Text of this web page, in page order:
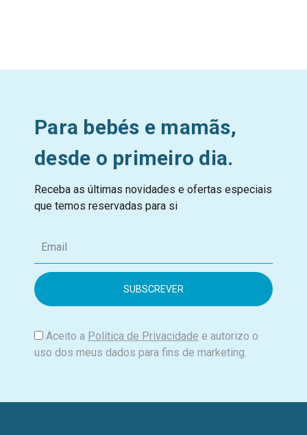
Para bebés e mamãs,
desde o primeiro dia.
Receba as últimas novidades e ofertas especiais
que temos reservadas para si
m
i
Aceito a Política de Privacidade e autorizo o
uso dos meus dados para fins de marketing.